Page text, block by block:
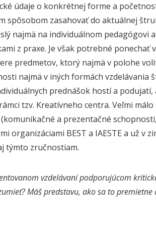
údaje o konkrétnej forme a
spôsobom zasahovať do aktuálnej
najmä na individuálnom pedagógovi
z praxe. Je však potrebné ponechať
predmetov, ktorý najmä v polohe
najmä v iných formách vzdelávania
prednášok hostí a
tzv. Kreatívneho centra. Veľmi málo
a prezentačné
organizáciami BEST a IAESTE a už v
týmto zručnostiam.
vzdelávaní podporujúcom
Máš predstavu, ako sa to